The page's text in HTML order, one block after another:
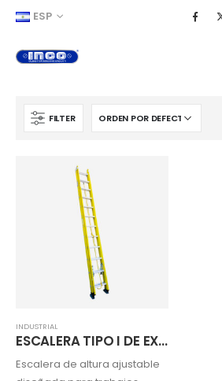
ESP
FILTER
INDUSTRIAL
ESCALERA TIPO I DE EXTENSIÓN FIBRA DE VIDRIO
Escalera de altura ajustable